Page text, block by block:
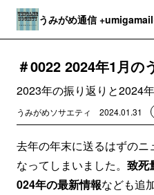
うみがめ通信
＃0022 2024年1月の
2023年の振り返りと2024年
うみがめソサエティ 2024.01.31
去年の年末に送るはずの
なってしまいました。 致死
024年の最新情報なども追